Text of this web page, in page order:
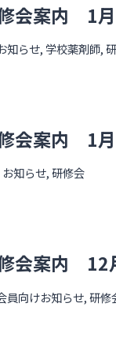
会案内 1月
知らせ, 学校薬剤師,
会案内 1
お知らせ,研修会
会案内 12
員向けお知らせ,研修